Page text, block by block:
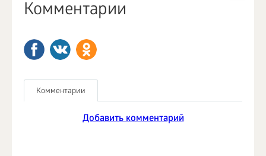
Комментарии
Комментарии
Добавить комментарий